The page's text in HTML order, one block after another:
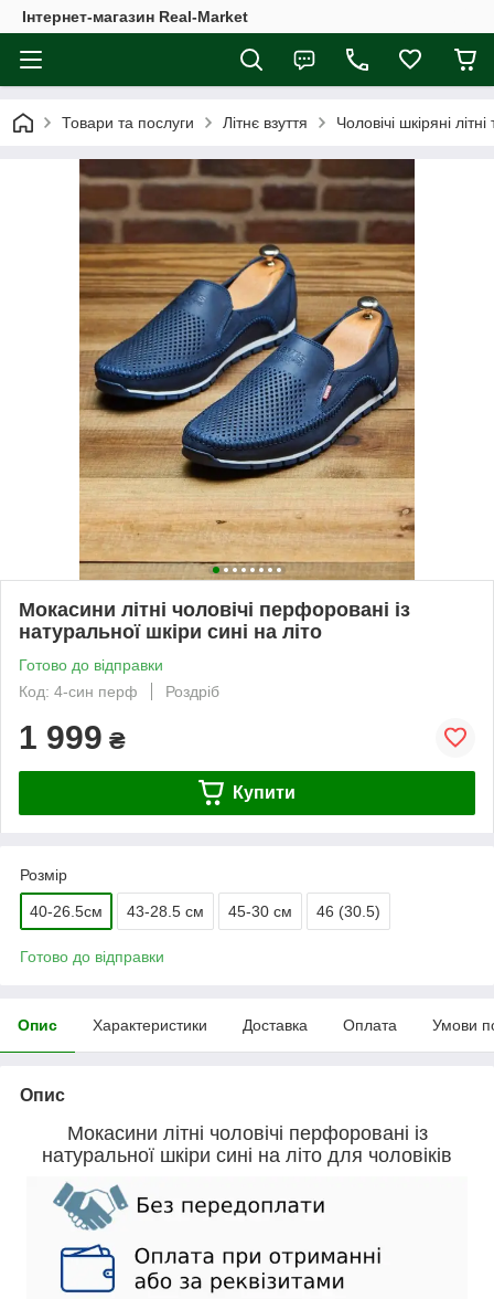
Інтернет-магазин Real-Market
Товари та послуги Літнє взуття Чоловічі шкіряні літні
Мокасини літні чоловічі перфоровані із
натуральної шкіри сині на літо
Готово до відправки
Код: 4-син перф
Роздріб
1 999 ₴
Купити
Розмір
40-26.5см 43-28.5 см 45-30 см 46 (30.5)
Готово до відправки
Опис Характеристики Доставка Оплата Умови
Опис
Мокасини літні чоловічі перфоровані із
натуральної шкіри сині на літо для чоловіків